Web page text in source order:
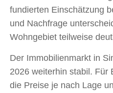
fundierten Einschätzung
und Nachfrage
Wohngebiet teilweise
Der Immobilienmarkt in
2026 weiterhin stabil. Für
die Preise je nach Lage